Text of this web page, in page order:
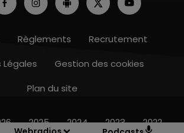
Règlements
Recrutement
Légales
Gestion des cookies
Plan du site
2025 2024 2023 2022